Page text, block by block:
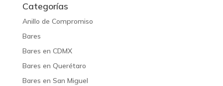
Categorías
Anillo de Compromiso
Bares
Bares en CDMX
Bares en Querétaro
Bares en San Miguel